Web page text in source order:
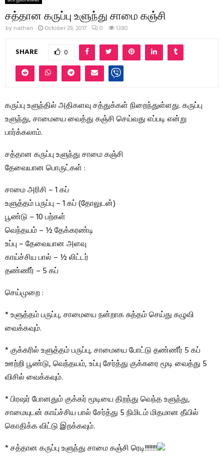
சத்தான கருப்பு உளுந்து சாமை கஞ்சி
by nathan October 29, 2017 0 1380
SHARE 0
கருப்பு உளுந்தில் அதிகளவு சத்துக்கள் நிறைந்துள்ளது. கருப்பு
உளுந்து, சாமையை வைத்து கஞ்சி செய்வது எப்படி என்று
பார்க்கலாம்.
சத்தான கருப்பு உளுந்து சாமை கஞ்சி
தேவையான பொருட்கள் :
சாமை அரிசி – 1 கப்
உளுத்தம் பருப்பு – 1 கப் (தோலுடன்)
பூண்டு – 10 பற்கள்
வெந்தயம் – ½ தேக்கரண்டி
உப்பு – தேவையான அளவு
காய்ச்சிய பால் – ½ லிட்டர்
தண்ணீர் – 5 கப்
செய்முறை :
* உளுத்தம் பருப்பு, சாமையை நன்றாக சுத்தம் செய்து கழுவி
வைக்கவும்.
* குக்கரில் உளுத்தம் பருப்பு, சாமையை போட்டு தண்ணீர் 5 கப்
ஊற்றி பூண்டு, வெந்தயம், உப்பு சேர்த்து குக்கரை மூடி வைத்து 5
விசில் வைக்கவும்.
* பிரஷர் போனதும் குக்கர் மூடியை திறந்து வெந்த உளுந்து,
சாமையுடன் காய்ச்சிய பால் சேர்த்து 5 நிமிடம் மிதமான தீயில்
கொதிக்க விட்டு இறக்கவும்.
* சத்தான கருப்பு உளுந்து சாமை கஞ்சி ரெடி!!!!!!!!